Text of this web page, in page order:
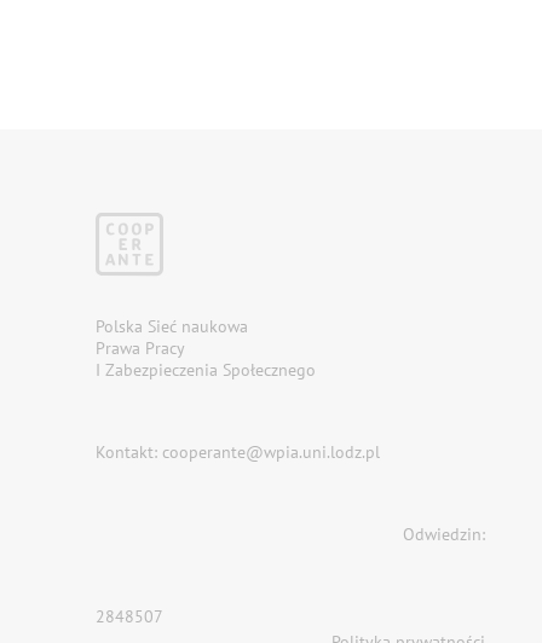
Polska Sieć naukowa
Prawa Pracy
I Zabezpieczenia Społecznego
Kontakt: cooperante@wpia.uni.lodz.pl
Odwiedzin:
2848507